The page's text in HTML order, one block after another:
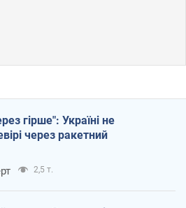
гірше": Україні не
через ракетний
2,5 т.